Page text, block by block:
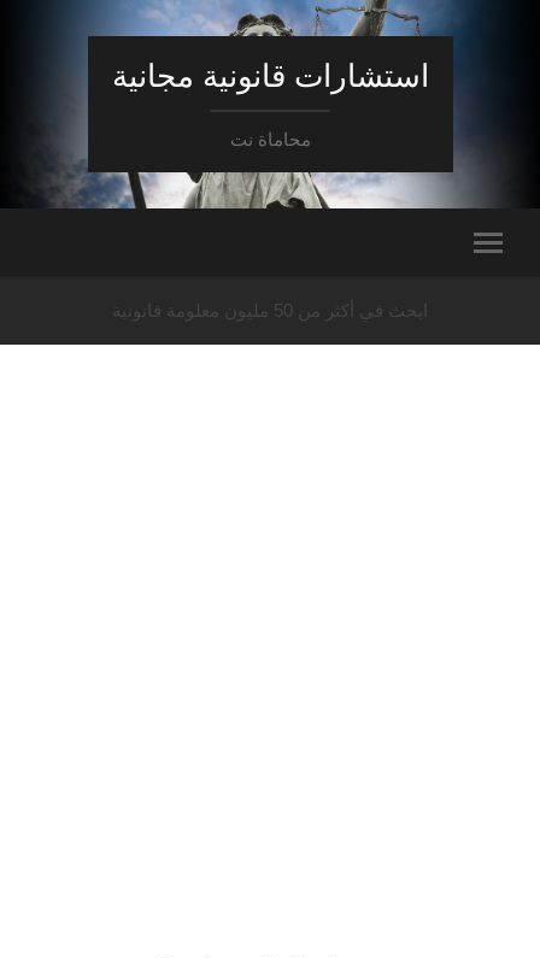
استشارات قانونية مجانية
محاماة نت
ابحث في أكثر من 50 مليون معلومة قانونية